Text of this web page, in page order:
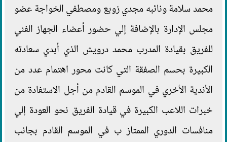
محمد سلامة ونائبه مجدي زوبع ومصطفي الخواجة عضو
مجلس الإدارة بالإضافة إلي حضور أعضاء الجهاز الفني
للفريق بقيادة المدرب محمد درويش الذي أبدي سعادته
الكبيرة بحسم الصفقة التي كانت محور اهتمام عدد من
الأندية الأخري في الموسم القادم من أجل الاستفادة من
خبرات اللاعب الكبيرة في قيادة الفريق نحو العودة إلي
منافسات الدوري الممتاز ب في الموسم القادم بجانب